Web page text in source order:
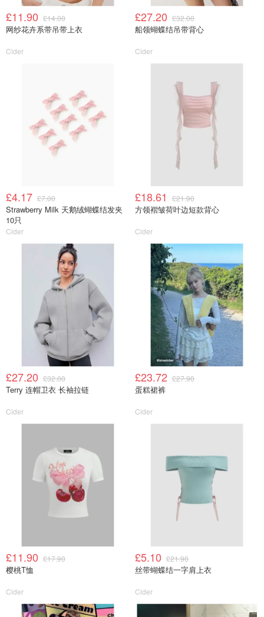
£11.90 £14.00
网纱花卉系带吊带上衣
Cider
£27.20 £32.00
船领蝴蝶结吊带背心
Cider
£4.17 £7.00
Strawberry Milk 天鹅绒蝴蝶结发夹
10只
Cider
£18.61 £21.90
方领褶皱荷叶边短款背心
Cider
£27.20 £32.00
Terry 连帽卫衣 长袖拉链
Cider
£23.72 £27.90
蛋糕裙裤
Cider
£11.90 £17.90
樱桃T恤
Cider
£5.10 £21.90
丝带蝴蝶结一字肩上衣
Cider